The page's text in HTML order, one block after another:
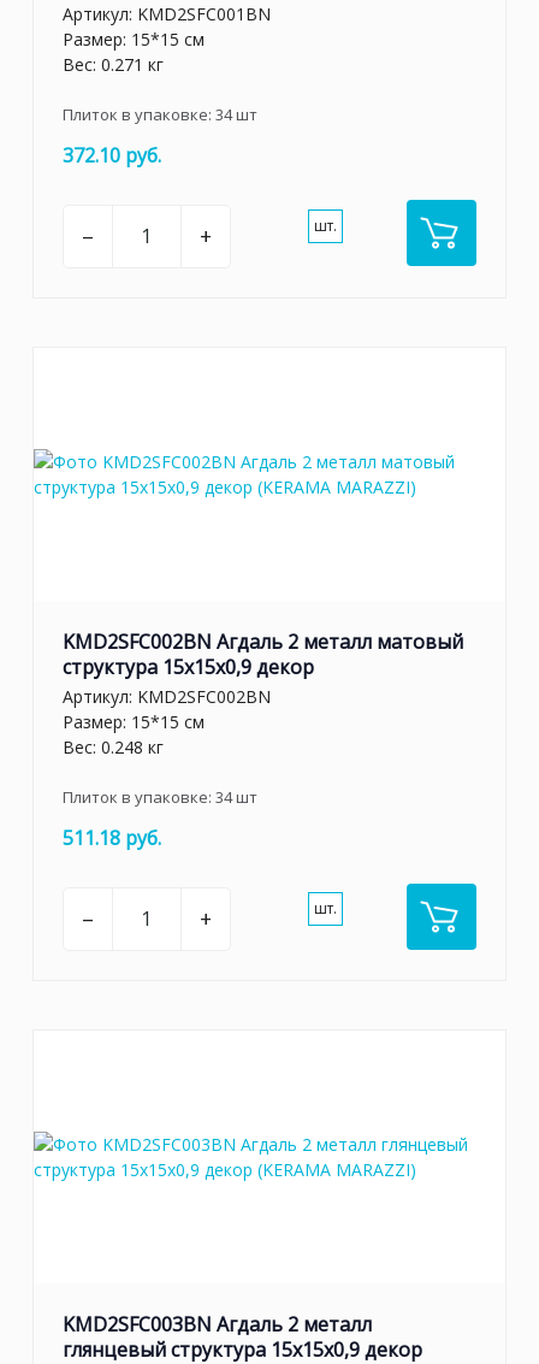
Артикул: KMD2SFC001BN
Размер: 15*15 см
Вес: 0.271 кг
Плиток в упаковке: 34шт
372.10 руб.
– + шт.
KMD2SFC002BN Агдаль 2 металл матовый
структура 15x15x0,9 декор
Артикул: KMD2SFC002BN
Размер: 15*15 см
Вес: 0.248 кг
Плиток в упаковке: 34шт
511.18 руб.
– + шт.
KMD2SFC003BN Агдаль 2 металл
глянцевый структура 15x15x0,9 декор